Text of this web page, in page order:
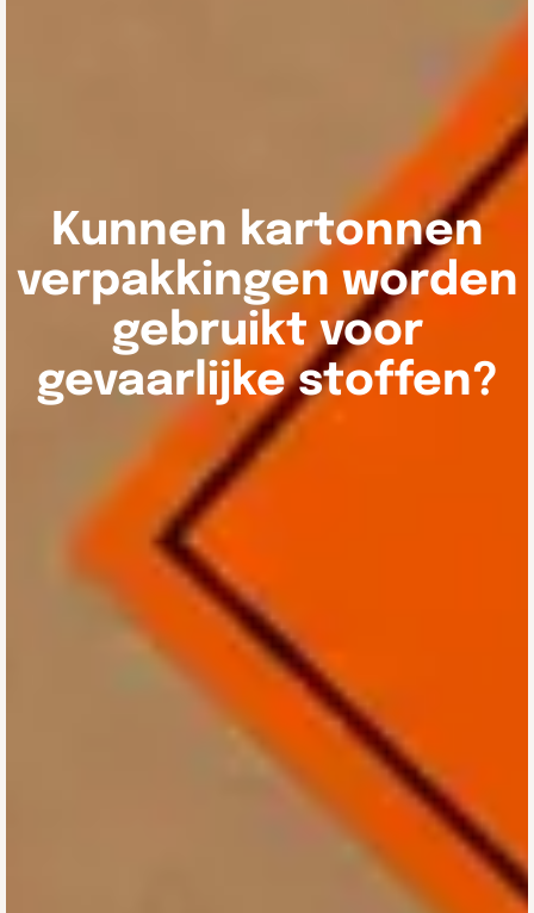
Kunnen kartonnen
verpakkingen worden
gebruikt voor
gevaarlijke stoffen?